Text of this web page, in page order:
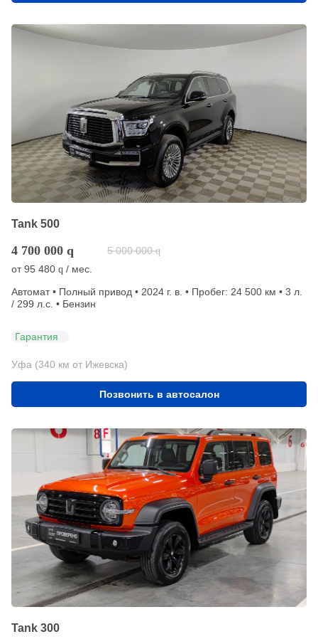
Tank 500
4 700 000 q 5 000 000 q
от95 480 q / мес.
Автомат • Полный привод • 2024 г. в. • Пробег: 24 500 км • 3 л.
/ 299 л.с. • Бензин
Гарантия
Уфа (340 км от Ижевска)
Позвонить в автосалон
Tank 300